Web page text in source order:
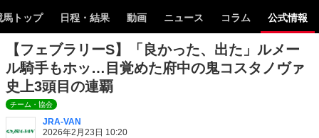
馬トップ 日程・結果 動画 ニュース コラム 公式情報
【フェブラリーS】「良かった、出た」ルメー
ル騎手もホッ…目覚めた府中の鬼コスタノヴァ
史上3頭目の連覇
チーム・協会
JRA-VAN
2026年2月23日 10:20